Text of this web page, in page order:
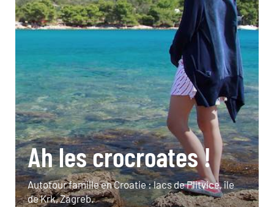
Ah les crocroates !
Autotour famille en Croatie : lacs de Plitvice, île
de Krk, Zagreb.